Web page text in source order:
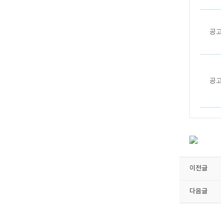
공
공
이전글
다음글